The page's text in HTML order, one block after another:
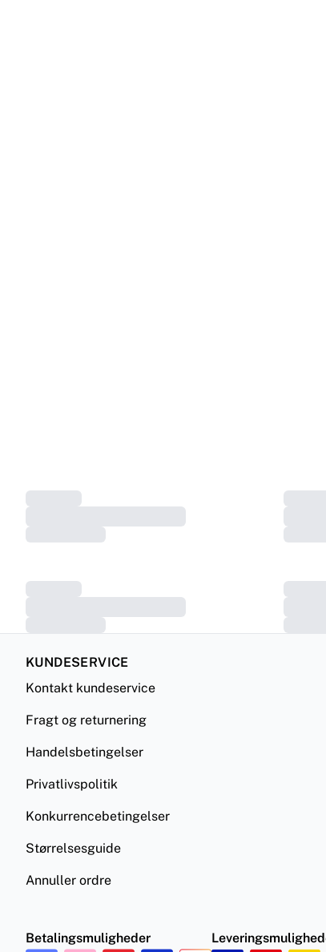
KUNDESERVICE
Kontakt kundeservice
Fragt og returnering
Handelsbetingelser
Privatlivspolitik
Konkurrencebetingelser
Størrelsesguide
Annuller ordre
Betalingsmuligheder